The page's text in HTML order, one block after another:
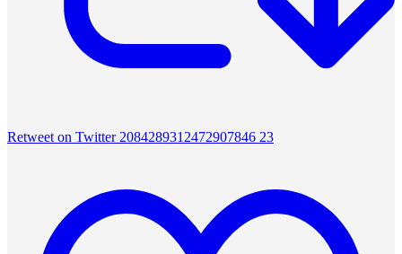
Retweet on Twitter 2084289312472907846 23